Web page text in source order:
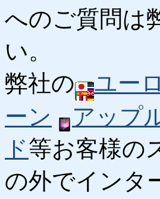
へのご質問は
い。
弊社の
ユー
ーン
アップ
ド等お客様の
の外でインタ